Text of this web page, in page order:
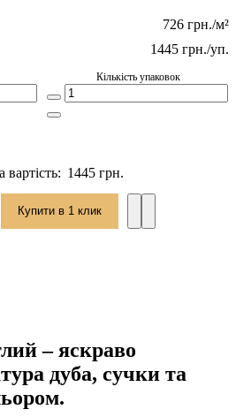
726 грн./м²
1445 грн./уп.
Кількість упаковок
вартість: 1445 грн.
Купити в 1 клик
– яскраво
дуба, сучки та